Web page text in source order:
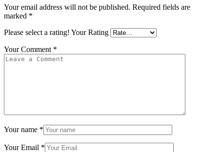
Your email address will not be published. Required fields are
marked *
Please select a rating! Your Rating
Your Comment *
Your name *
Your Email *